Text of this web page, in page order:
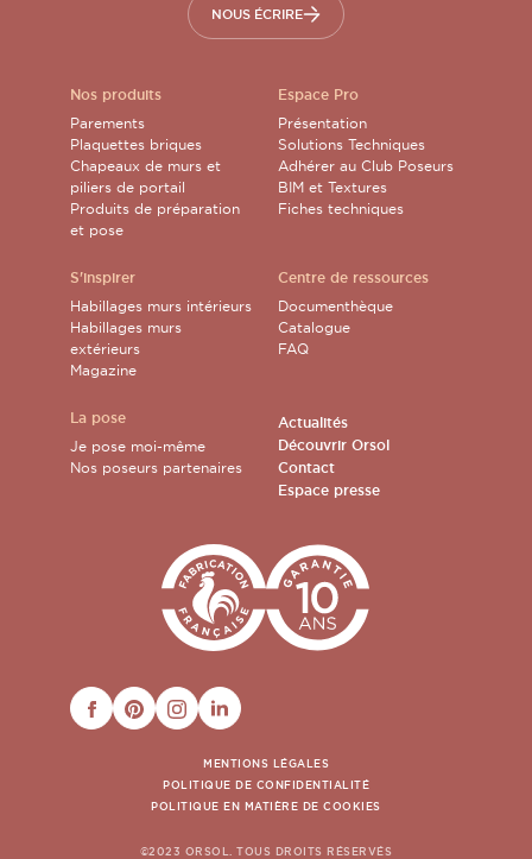
NOUS ÉCRIRE
Nos produits
Parements
Plaquettes briques
Chapeaux de murs et
piliers de portail
Produits de préparation
et pose
S'inspirer
Habillages murs intérieurs
Habillages murs
extérieurs
Magazine
La pose
Je pose moi-même
Nos poseurs partenaires
Espace Pro
Présentation
Solutions Techniques
Adhérer au Club Poseurs
BIM et Textures
Fiches techniques
Centre de ressources
Documenthèque
Catalogue
FAQ
Actualités
Découvrir Orsol
Contact
Espace presse
FACEBOOKPINTERESTINSTAGRAM
LINKEDIN
MENTIONS LÉGALES
POLITIQUE DE CONFIDENTIALITÉ
POLITIQUE EN MATIÈRE DE COOKIES
©2023 ORSOL. TOUS DROITS RÉSERVÉS